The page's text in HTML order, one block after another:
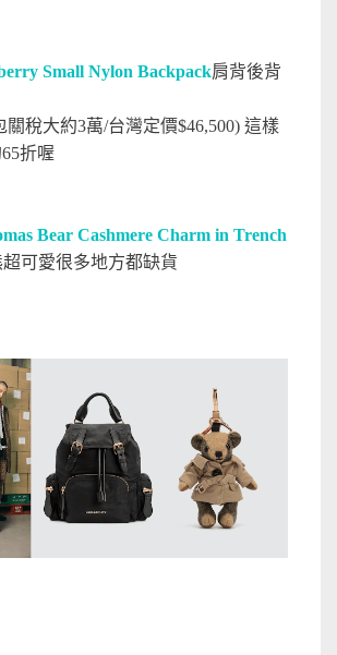
Small Nylon Backpack肩背後背
關稅大約3萬/台灣定價$46,500) 這樣
折喔
Bear Cashmere Charm in Trench
可愛很多地方都缺貨